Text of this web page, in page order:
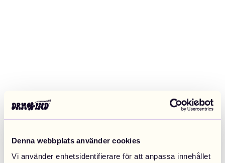
Denna webbplats använder cookies
Vi använder enhetsidentifierare för att anpassa innehållet